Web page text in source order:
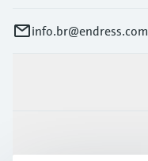
info.br@endress.com